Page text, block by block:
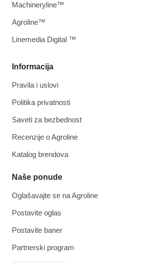
Informacija
Pravila i uslovi
Politika privatnosti
Saveti za bezbednost
Recenzije o Agroline
Katalog brendova
Naše ponude
Oglašavajte se na Agroline
Postavite oglas
Postavite baner
Partnerski program
Machineryline™
Agroline™
Linemedia Digital ™